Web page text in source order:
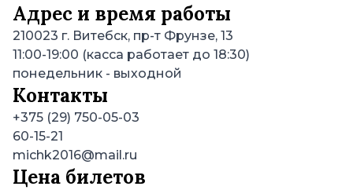
Адрес и время работы
210023 г. Витебск, пр-т Фрунзе, 13
11:00-19:00 (касса работает до 18:30)
понедельник - выходной
Контакты
+375 (29) 750-05-03
60-15-21
michk2016@mail.ru
Цена билетов